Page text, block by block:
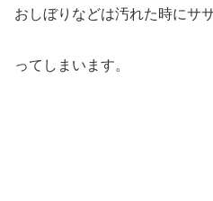
おしぼりなどは汚れた時にサ
ってしまいます。